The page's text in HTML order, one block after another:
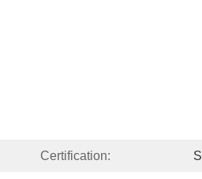
Certification: